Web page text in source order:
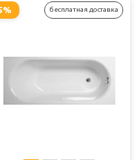
бесплатная доставка